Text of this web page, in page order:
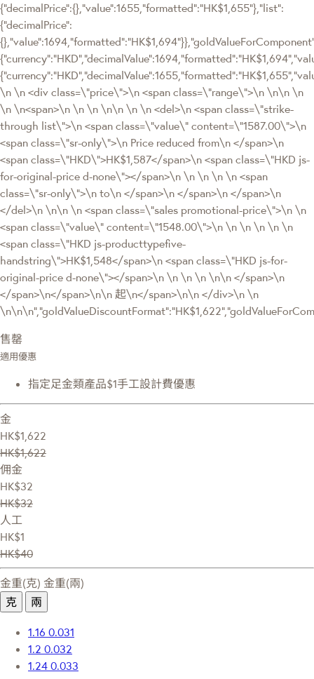
{"decimalPrice":{},"value":1655,"formatted":"HK$1,655"},"list":
{"decimalPrice":
\n \n <div class=\"price\">\n <span class=\"range\">\n \n\n \n
\n \n<span>\n \n \n \n\n \n \n <del>\n <span class=\"strike-
through list\">\n <span class=\"value\" content=\"1587.00\">\n
<span class=\"sr-only\">\n Price reduced from\n </span>\n
<span class=\"HKD\">HK$1,587</span>\n <span class=\"HKD js-
for-original-price d-none\"></span>\n \n \n \n \n <span
class=\"sr-only\">\n to\n </span>\n </span>\n </span>\n
</del>\n \n\n \n <span class=\"sales promotional-price\">\n \n
<span class=\"value\" content=\"1548.00\">\n \n \n \n \n \n
<span class=\"HKD js-producttypefive-
handstring\">HK$1,548</span>\n <span class=\"HKD js-for-
original-price d-none\"></span>\n \n \n \n \n\n </span>\n
</span>\n</span>\n\n 起\n</span>\n\n </div>\n \n
售罄
適用優惠
指定足金類產品$1手工設計費優惠
金
HK$1,622
HK$1,622
佣金
HK$32
HK$32
人工
HK$1
HK$40
金重(克) 金重(兩)
克
兩
1.16 0.031
1.2 0.032
1.24 0.033